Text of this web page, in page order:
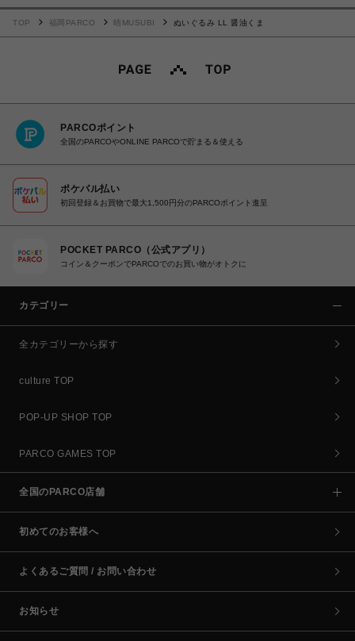
TOP 福岡PARCO 晴MUSUBI ぬいぐるみ LL 醤油くま
PARCOポイント
全国のPARCOやONLINE PARCOで貯まる＆使える
ポケパル払い
初回登録＆お買物で最大1,500円分のPARCOポイント進呈
POCKET PARCO（公式アプリ）
コイン＆クーポンでPARCOでのお買い物がオトクに
カテゴリー
全カテゴリーから探す
culture TOP
POP-UP SHOP TOP
PARCO GAMES TOP
全国のPARCO店舗
初めてのお客様へ
よくあるご質問 / お問い合わせ
お知らせ